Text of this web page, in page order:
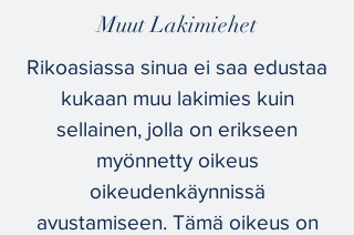
Muut Lakimiehet
Rikoasiassa sinua ei saa edustaa
kukaan muu lakimies kuin
sellainen, jolla on erikseen
myönnetty oikeus
oikeudenkäynnissä
avustamiseen. Tämä oikeus on